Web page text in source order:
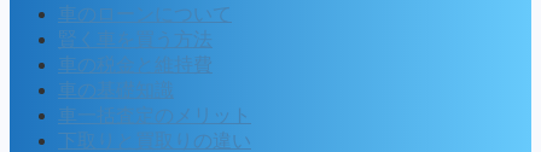
車のローンについて
賢く車を買う方法
車の税金と維持費
車の基礎知識
車一括査定のメリット
下取りと買取りの違い